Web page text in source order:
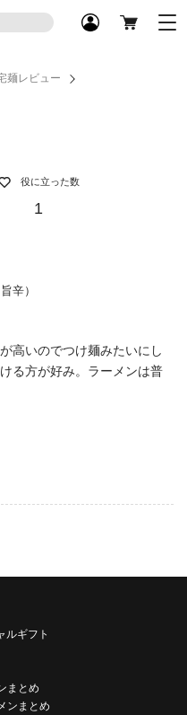
麺レビュー
役に立った数
1
辛）
高いのでつけ麺みたいにし
る方が好み。ラーメンは普
ルギフト
まとめ
ンまとめ